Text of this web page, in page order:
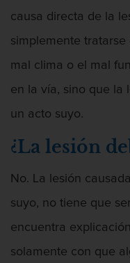
Tercera
Fraude Fiscal
Hurto Mayor
Peligro de
Violencia
Abuso
Acecho
causa directa de la
simplemente tratarse
mal clima o el mal
en la vía, sino que la
un acto suyo.
¿La lesión
No. La lesión
suyo, no tiene que
encuentra
solamente con que